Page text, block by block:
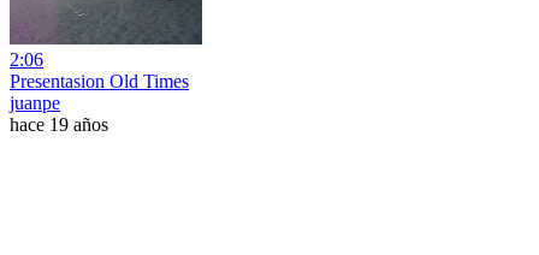
2:06
Presentasion Old Times
juanpe
hace 19 años